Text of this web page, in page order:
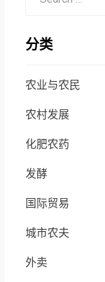
分类
农业与农民
农村发展
化肥农药
发酵
国际贸易
城市农夫
外卖